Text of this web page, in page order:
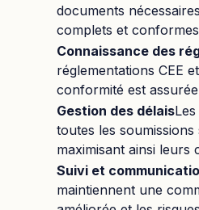
documents
complets et
Connaissance des
réglementations CEE
conformité est
Gestion des délais
toutes les
maximisant ainsi leurs
Suivi et
maintiennent une